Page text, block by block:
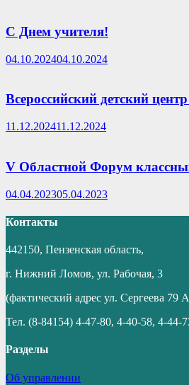
С Днем учителя!
04.10.202404.10.2024
Всероссийский детский
11.12.202411.12.2024
V Областной Форум
04.04.202305.04.2023
Контакты
442150, Пензенская область,
г. Нижний Ломов, ул. Рабочая, 3
(фактический адрес ул. Сергеева 79
Тел. (8-84154) 4-47-80, 4-40-58, 4-44-
Разделы
Об управлении